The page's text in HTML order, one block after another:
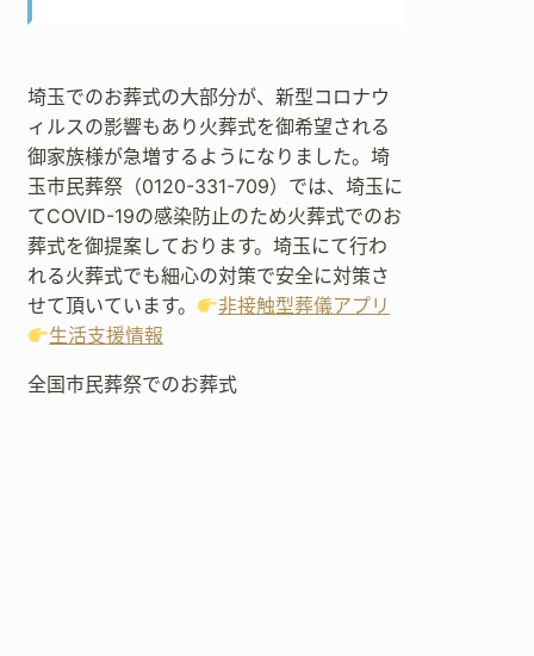
埼玉でのお葬式の大部分が、新型コロナウ
ィルスの影響もあり火葬式を御希望される
御家族様が急増するようになりました。埼
玉市民葬祭（0120-331-709）では、埼玉に
てCOVID-19の感染防止のため火葬式でのお
葬式を御提案しております。埼玉にて行わ
れる火葬式でも細心の対策で安全に対策さ
せて頂いています。
非接触型葬儀アプリ
生活支援情報
全国市民葬祭でのお葬式